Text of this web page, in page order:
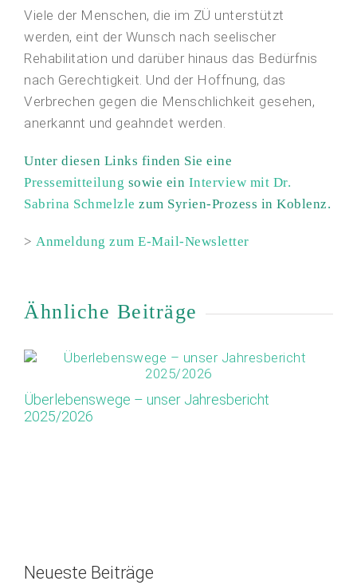
Viele der Menschen, die im ZÜ unterstützt
werden, eint der Wunsch nach seelischer
Rehabilitation und darüber hinaus das Bedürfnis
nach Gerechtigkeit. Und der Hoffnung, das
Verbrechen gegen die Menschlichkeit gesehen,
anerkannt und geahndet werden.
Unter diesen Links finden Sie eine
Pressemitteilung sowie ein Interview mit Dr.
Sabrina Schmelzle zum Syrien-Prozess in Koblenz.
> Anmeldung zum E-Mail-Newsletter
Ähnliche Beiträge
Überlebenswege – unser Jahresbericht
2025/2026
Neueste Beiträge